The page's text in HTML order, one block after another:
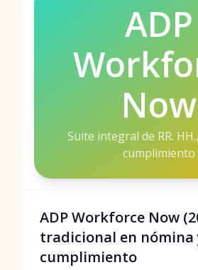
ADP
Now
Suite integral de RR.
cumplimiento
ADP Workforce Now
tradicional en nómina
cumplimiento